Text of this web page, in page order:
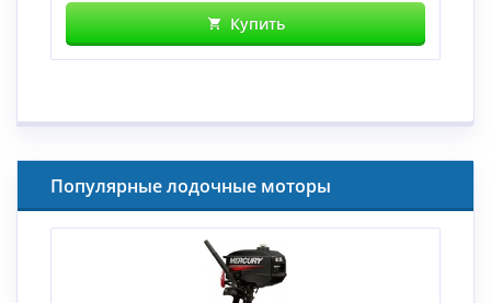
Купить
Популярные лодочные моторы